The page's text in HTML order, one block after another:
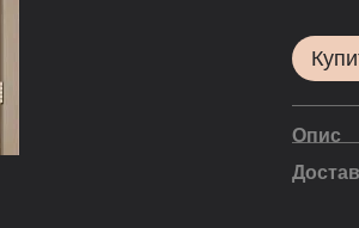
Опис